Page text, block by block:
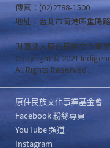
傳真：(02)2788-1500
地址：台北市南港區重陽
財團法人原住民族文化事
Copyright © 2021
All Rights Reserved .
原住民族文化事業基金會
Facebook 粉絲專頁
YouTube 頻道
Instagram